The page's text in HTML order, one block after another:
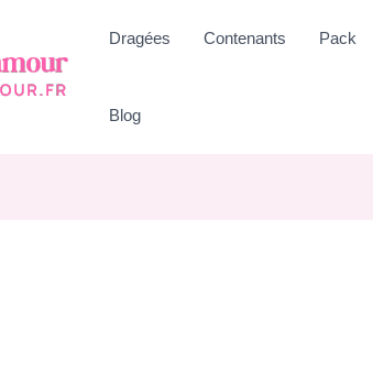
Dragées Contenants Pack
Blog